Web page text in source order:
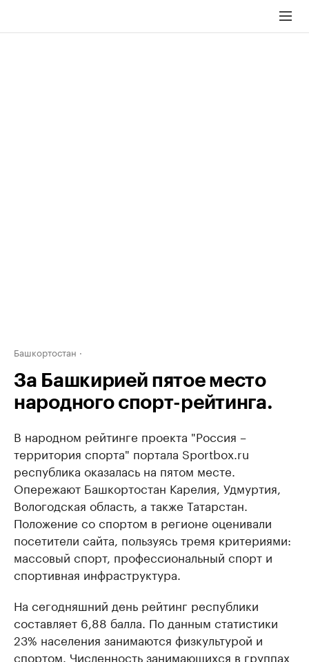
Башкортостан
За Башкирией пятое место
народного спорт-рейтинга.
В народном рейтинге проекта "Россия –
территория спорта" портала Sportbox.ru
республика оказалась на пятом месте.
Опережают Башкортостан Карелия, Удмуртия,
Вологодская область, а также Татарстан.
Положение со спортом в регионе оценивали
посетители сайта, пользуясь тремя критериями:
массовый спорт, профессиональный спорт и
спортивная инфраструктура.
На сегодняшний день рейтинг республики
составляет 6,88 балла. По данным статистики
23% населения занимаются физкультурой и
спортом. Численность занимающихся в группах